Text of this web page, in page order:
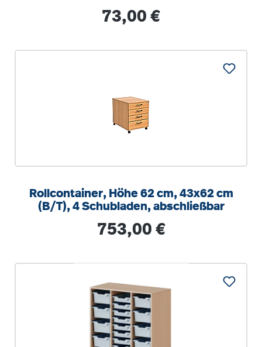
Regulärer Preis:
73,00 €
Rollcontainer, Höhe 62 cm, 43x62 cm
(B/T), 4 Schubladen, abschließbar
Regulärer Preis:
753,00 €